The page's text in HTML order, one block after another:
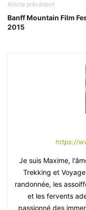
Article précédent
Banff Mountain Film
2015
https://
Je suis Maxime,
Trekking et
randonnée, les
et les fervents
passionné des